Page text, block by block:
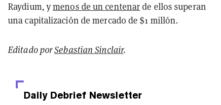
Raydium, ymenos de un centenarde ellos superan
una capitalización de mercado de $1 millón.
Editado porSebastian Sinclair.
Daily Debrief Newsletter